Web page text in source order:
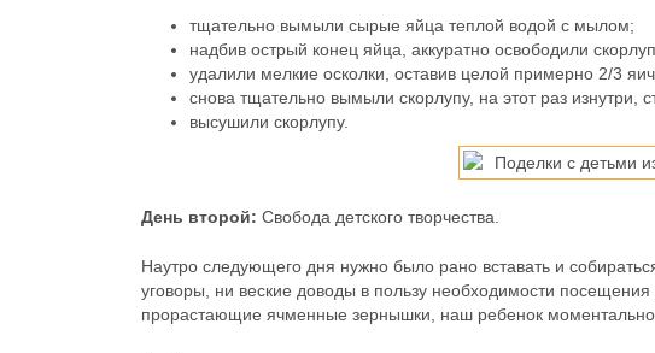
тщательно вымыли сырые яйца теплой водой с мылом;
надбив острый конец яйца, аккуратно освободили
удалили мелкие осколки, оставив целой примерно 2/3
снова тщательно вымыли скорлупу, на этот раз изнутри,
высушили скорлупу.
День второй: Свобода детского творчества.
Наутро следующего дня нужно было рано вставать и
уговоры, ни веские доводы в пользу необходимости
прорастающие ячменные зернышки, наш ребенок моментально